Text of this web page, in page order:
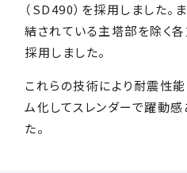
（SD490）を採用しました。
結されている主塔部を除く
採用しました。
これらの技術により耐震性
ム化してスレンダーで躍動
た。